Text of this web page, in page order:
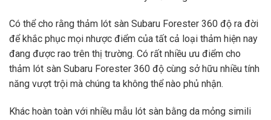
Có thể cho rằng thảm lót sàn Subaru Forester 360 độ ra đời
để khắc phục mọi nhược điểm của tất cả loại thảm hiện nay
đang được rao trên thị trường. Có rất nhiều ưu điểm cho
thảm lót sàn Subaru Forester 360 độ cùng sở hữu nhiều tính
năng vượt trội mà chúng ta không thể nào phủ nhận.
Khác hoàn toàn với nhiều mẫu lót sàn bằng da mỏng simili